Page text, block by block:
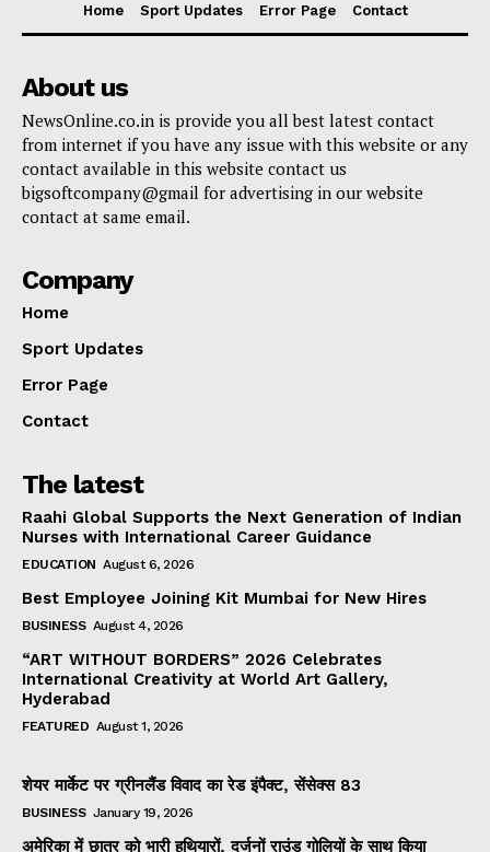
Home Sport Updates Error Page Contact
About us
NewsOnline.co.in is provide you all best latest contact
from internet if you have any issue with this website or any
contact available in this website contact us
bigsoftcompany@gmail for advertising in our website
contact at same email.
Company
Home
Sport Updates
Error Page
Contact
The latest
Raahi Global Supports the Next Generation of Indian
Nurses with International Career Guidance
EDUCATION August 6, 2026
Best Employee Joining Kit Mumbai for New Hires
BUSINESS August 4, 2026
“ART WITHOUT BORDERS” 2026 Celebrates
International Creativity at World Art Gallery,
Hyderabad
FEATURED August 1, 2026
शेयर मार्केट पर ग्रीनलैंड विवाद का रेड इंपैक्ट, सेंसेक्स 83
BUSINESS January 19, 2026
अमेरिका में छात्र को भारी हथियारों, दर्जनों राउंड गोलियों के साथ किया